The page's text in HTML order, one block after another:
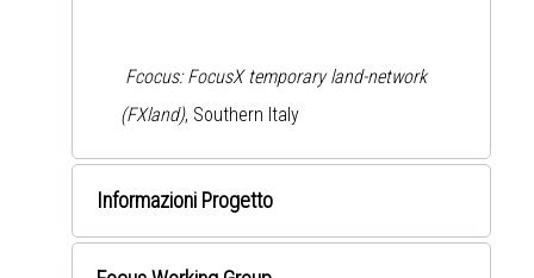
Fcocus: FocusX temporary land-network
(FXland), Southern Italy
Informazioni Progetto